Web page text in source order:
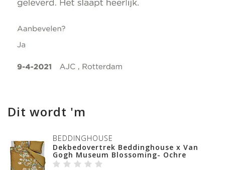
Dit wordt 'm
BEDDINGHOUSE
Dekbedovertrek Beddinghouse x Van
Gogh Museum Blossoming- Ochre